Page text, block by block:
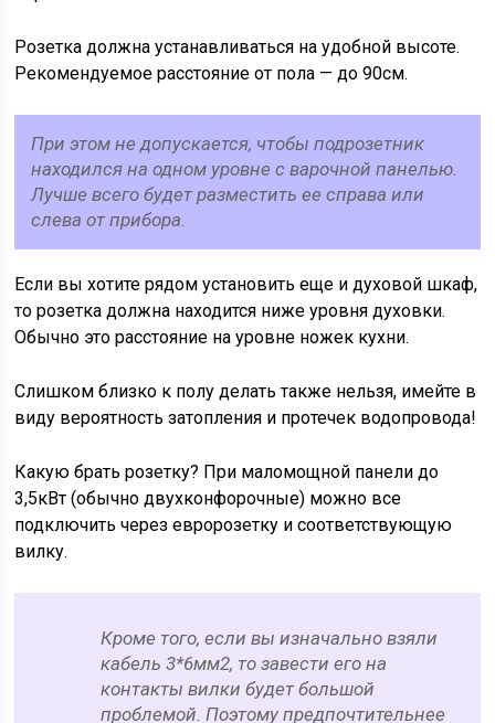
Розетка должна устанавливаться на удобной высоте.
Рекомендуемое расстояние от пола — до 90см.
При этом не допускается, чтобы подрозетник
находился на одном уровне с варочной панелью.
Лучше всего будет разместить ее справа или
слева от прибора.
Если вы хотите рядом установить еще и духовой шкаф,
то розетка должна находится ниже уровня духовки.
Обычно это расстояние на уровне ножек кухни.
Слишком близко к полу делать также нельзя, имейте в
виду вероятность затопления и протечек водопровода!
Какую брать розетку? При маломощной панели до
3,5кВт (обычно двухконфорочные) можно все
подключить через евророзетку и соответствующую
вилку.
Кроме того, если вы изначально взяли
кабель 3*6мм2, то завести его на
контакты вилки будет большой
проблемой. Поэтому предпочтительнее